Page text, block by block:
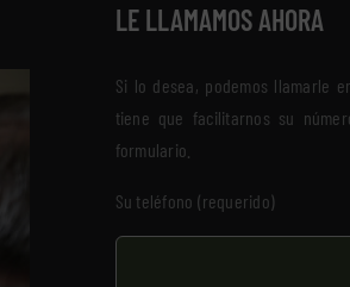
LE LLAMAMOS AHORA
Si lo desea, podemos llamarle
tiene que facilitarnos su
formulario.
Su teléfono (requerido)